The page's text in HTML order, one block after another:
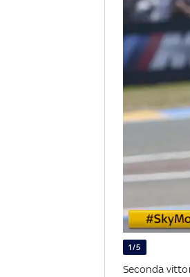
1/5
Seconda